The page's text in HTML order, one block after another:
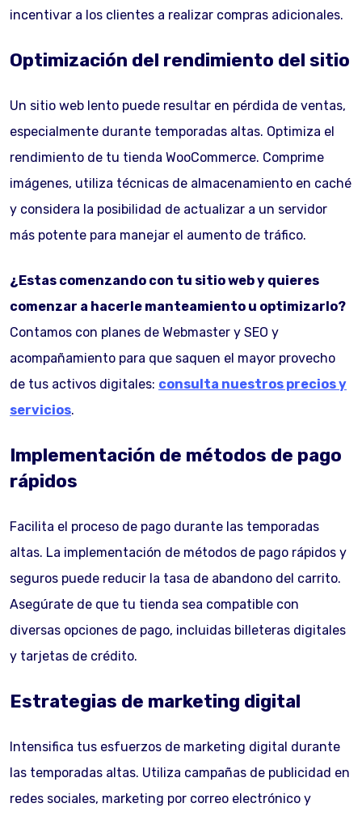
incentivar a los clientes a realizar compras adicionales.
Optimización del rendimiento del sitio
Un sitio web lento puede resultar en pérdida de ventas,
especialmente durante temporadas altas. Optimiza el
rendimiento de tu tienda WooCommerce. Comprime
imágenes, utiliza técnicas de almacenamiento en caché
y considera la posibilidad de actualizar a un servidor
más potente para manejar el aumento de tráfico.
¿Estas comenzando con tu sitio web y quieres
comenzar a hacerle manteamiento u optimizarlo?
Contamos con planes de Webmaster y SEO y
acompañamiento para que saquen el mayor provecho
de tus activos digitales: consulta nuestros precios y
servicios.
Implementación de métodos de pago
rápidos
Facilita el proceso de pago durante las temporadas
altas. La implementación de métodos de pago rápidos y
seguros puede reducir la tasa de abandono del carrito.
Asegúrate de que tu tienda sea compatible con
diversas opciones de pago, incluidas billeteras digitales
y tarjetas de crédito.
Estrategias de marketing digital
Intensifica tus esfuerzos de marketing digital durante
las temporadas altas. Utiliza campañas de publicidad en
redes sociales, marketing por correo electrónico y